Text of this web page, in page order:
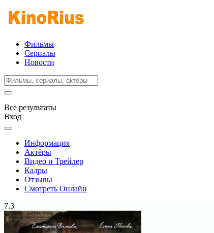
Фильмы
Сериалы
Новости
Все результаты
Вход
Информация
Актёры
Видео и Трейлер
Кадры
Отзывы
Смотреть Онлайн
7.3